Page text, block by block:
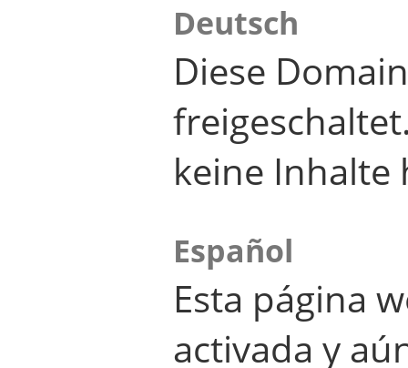
Deutsch
Diese
keine Inhalte
Español
Esta página
activada y